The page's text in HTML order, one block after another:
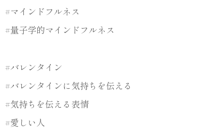
#マインドフルネス
#量子学的マインドフルネス
#バレンタイン
#バレンタインに気持ちを伝える
#気持ちを伝える表情
#愛しい人